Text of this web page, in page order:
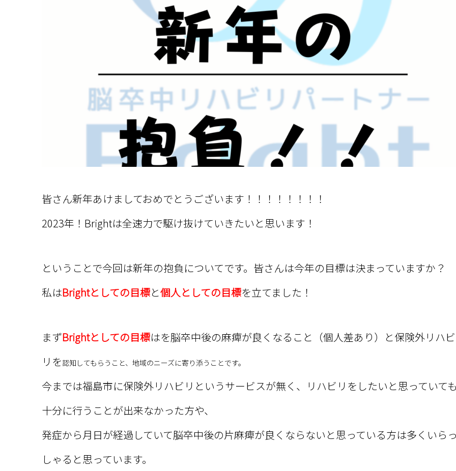
皆さん新年あけましておめでとうございます！！！！！！！！
2023年！Brightは全速力で駆け抜けていきたいと思います！
ということで今回は新年の抱負についてです。皆さんは今年の目標は決まっていますか？
私はBrightとしての目標と個人としての目標を立てました！
まずBrightとしての目標はを脳卒中後の麻痺が良くなること（個人差あり）と保険外リハビ
リを認知してもらうこと、地域のニーズに寄り添うことです。
今までは福島市に保険外リハビリというサービスが無く、リハビリをしたいと思っていて
十分に行うことが出来なかった方や、
発症から月日が経過していて脳卒中後の片麻痺が良くならないと思っている方は多くいら
しゃると思っています。